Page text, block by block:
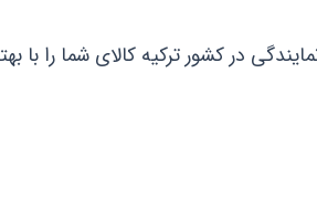
در کشور ترکیه کالای شما